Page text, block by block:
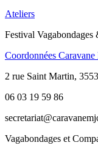
Ateliers
Festival Vagabondages
Coordonnées Caravane
2 rue Saint Martin,
06 03 19 59 86
Vagabondages et